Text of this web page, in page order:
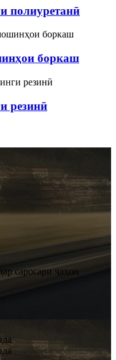
полиуретанӣ
боркаш
резинӣ